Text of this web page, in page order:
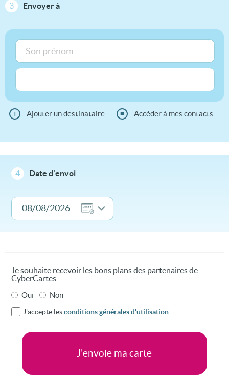
3 Envoyer à
+ Ajouter un destinataire ≡ Accéder à mes contacts
4 Date d'envoi
Je souhaite recevoir les bons plans des partenaires de
CyberCartes
Oui Non
J'accepte lesconditions générales d'utilisation